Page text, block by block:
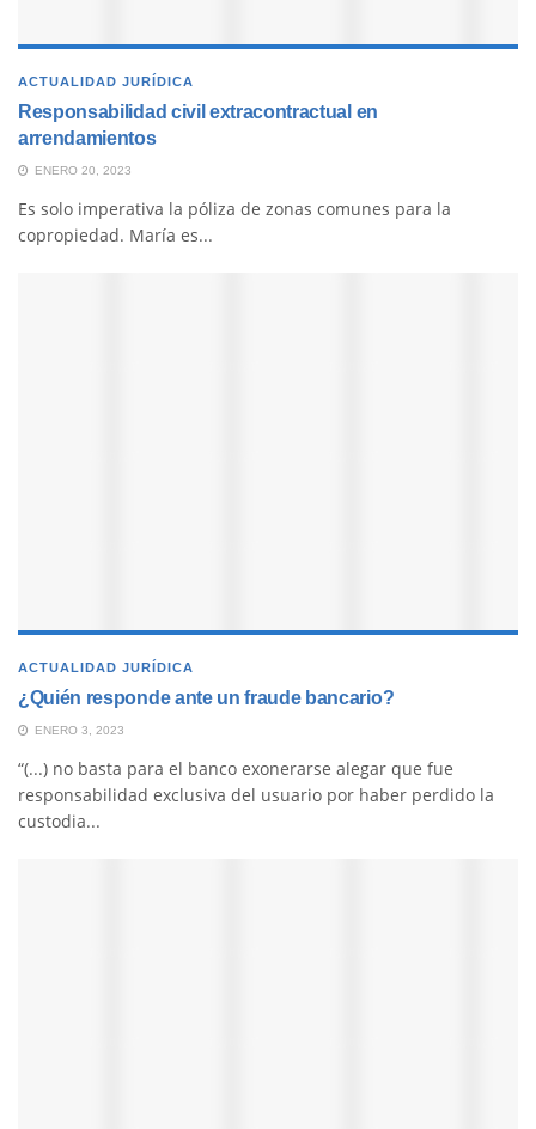
ACTUALIDAD JURÍDICA
Responsabilidad civil extracontractual en
arrendamientos
ENERO 20, 2023
Es solo imperativa la póliza de zonas comunes para la
copropiedad. María es...
ACTUALIDAD JURÍDICA
¿Quién responde ante un fraude bancario?
ENERO 3, 2023
“(...) no basta para el banco exonerarse alegar que fue
responsabilidad exclusiva del usuario por haber perdido la
custodia...